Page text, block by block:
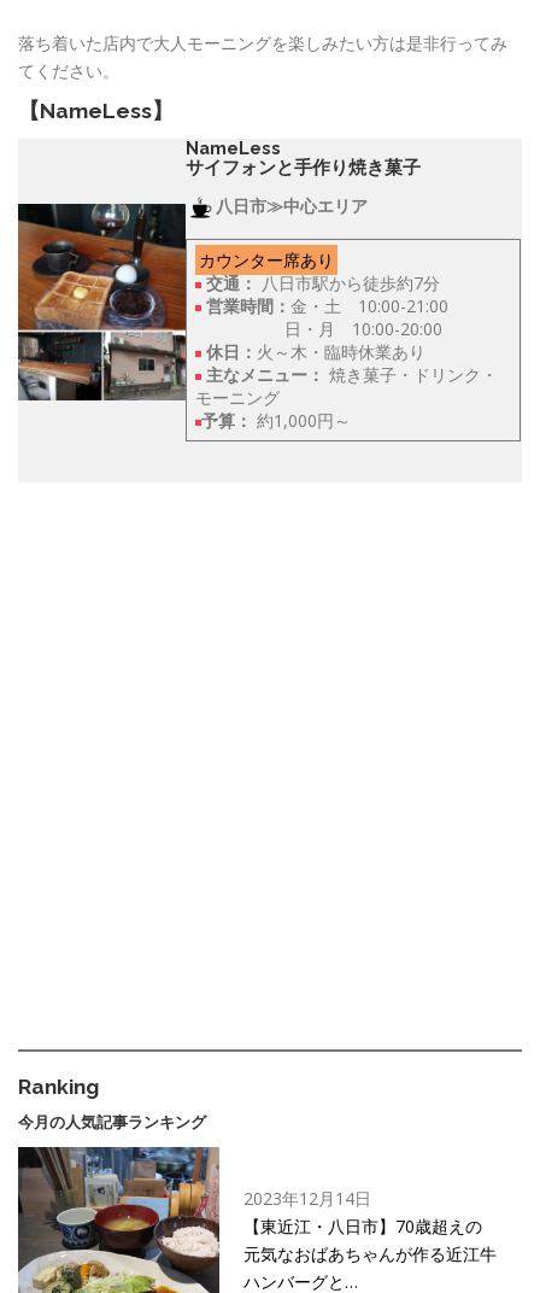
落ち着いた店内で大人モーニングを楽しみたい方は是非行ってみ
てください。
【NameLess】
NameLess
サイフォンと手作り焼き菓子
八日市≫中心エリア
カウンター席あり
交通：八日市駅から徒歩約7分
営業時間：金・土 10:00-21:00
日・月 10:00-20:00
休日： 火～木・臨時休業あり
主なメニュー： 焼き菓子・ドリンク・
モーニング
予算： 約1,000円～
Ranking
今月の人気記事ランキング
2023年12月14日
【東近江・八日市】70歳超えの
元気なおばあちゃんが作る近江牛
ハンバーグと…